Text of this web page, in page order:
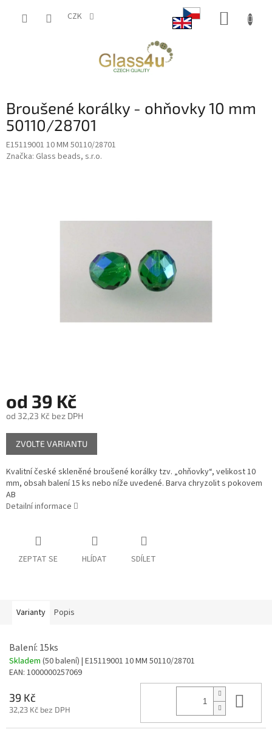
CZK
Broušené korálky - ohňovky 10 mm
50110/28701
E15119001 10 MM 50110/28701
Značka: Glass beads, s.r.o.
od 39 Kč
od 32,23 Kč bez DPH
Měrná
cena:
ZVOLTE VARIANTU
Kvalitní české skleněné broušené korálky tzv. „ohňovky“, velikost 10
mm, obsah balení 15 ks nebo níže uvedené. Barva chryzolit s pokovem
AB
Detailní informace
ZEPTAT SE HLÍDAT SDÍLET
Varianty Popis
Balení: 15ks
Skladem (50 balení) | E15119001 10 MM 50110/28701
EAN: 1000000257069
39 Kč
32,23 Kč bez DPH